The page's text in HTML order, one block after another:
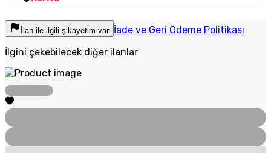
İlan ile ilgili şikayetim var İade ve Geri Ödeme Politikası
İlgini çekebilecek diğer ilanlar